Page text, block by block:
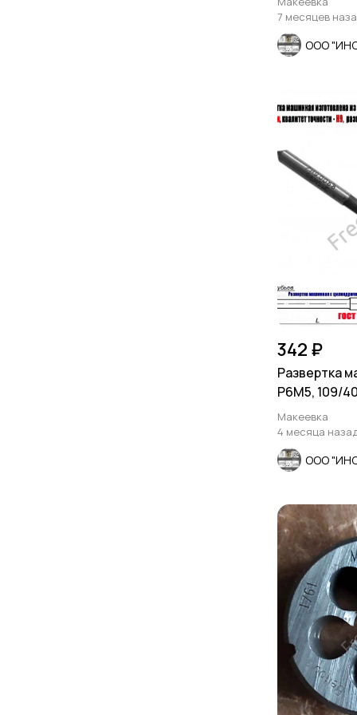
7 месяцев
ООО
342 ₽
Развертка
Р6М5, 109/
СССР
Макеевка
4 месяца
ООО